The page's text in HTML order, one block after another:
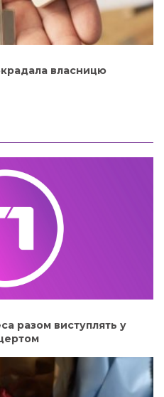
власницю
разом виступлять у